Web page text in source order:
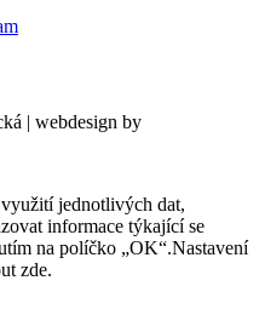
| webdesign by
jednotlivých dat,
informace týkající se
na políčko „OK“.Nastavení
zde.